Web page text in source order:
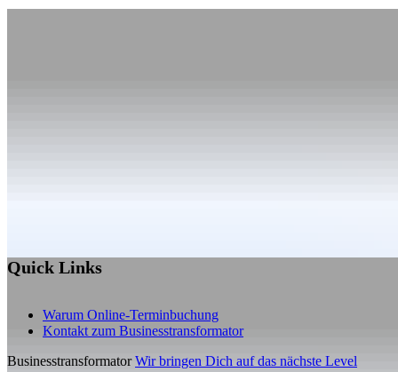
Quick Links
Warum Online-Terminbuchung
Kontakt zum Businesstransformator
Businesstransformator Wir bringen Dich auf das nächste Level